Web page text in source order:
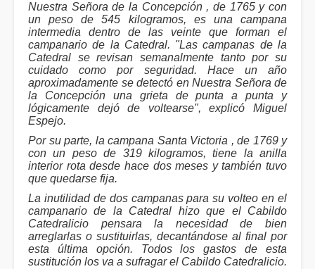
Nuestra Señora de la Concepción , de 1765 y con
un peso de 545 kilogramos, es una campana
intermedia dentro de las veinte que forman el
campanario de la Catedral. "Las campanas de la
Catedral se revisan semanalmente tanto por su
cuidado como por seguridad. Hace un año
aproximadamente se detectó en Nuestra Señora de
la Concepción una grieta de punta a punta y
lógicamente dejó de voltearse", explicó Miguel
Espejo.
Por su parte, la campana Santa Victoria , de 1769 y
con un peso de 319 kilogramos, tiene la anilla
interior rota desde hace dos meses y también tuvo
que quedarse fija.
La inutilidad de dos campanas para su volteo en el
campanario de la Catedral hizo que el Cabildo
Catedralicio pensara la necesidad de bien
arreglarlas o sustituirlas, decantándose al final por
esta última opción. Todos los gastos de esta
sustitución los va a sufragar el Cabildo Catedralicio.